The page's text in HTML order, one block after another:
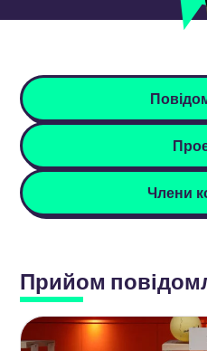
Члени
Прийом